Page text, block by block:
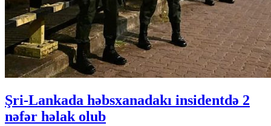
Şri-Lankada həbsxanadakı insidentdə 2
nəfər həlak olub